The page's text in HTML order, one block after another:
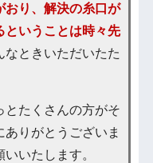
おり、解決の糸口が
ということは時々先
なときいただいたた
とたくさんの方がそ
りがとうございま
いたします。